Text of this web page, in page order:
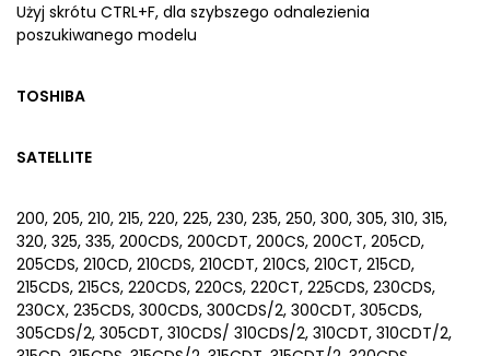
Użyj skrótu CTRL+F, dla szybszego odnalezienia
poszukiwanego modelu
TOSHIBA
SATELLITE
200, 205, 210, 215, 220, 225, 230, 235, 250, 300, 305, 310, 315,
320, 325, 335, 200CDS, 200CDT, 200CS, 200CT, 205CD,
205CDS, 210CD, 210CDS, 210CDT, 210CS, 210CT, 215CD,
215CDS, 215CS, 220CDS, 220CS, 220CT, 225CDS, 230CDS,
230CX, 235CDS, 300CDS, 300CDS/2, 300CDT, 305CDS,
305CDS/2, 305CDT, 310CDS/ 310CDS/2, 310CDT, 310CDT/2,